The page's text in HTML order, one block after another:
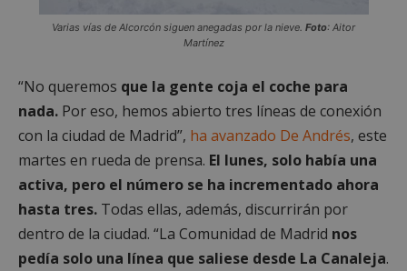
Varias vías de Alcorcón siguen anegadas por la nieve. Foto: Aitor
Martínez
“No queremos que la gente coja el coche para
nada. Por eso, hemos abierto tres líneas de conexión
con la ciudad de Madrid”, ha avanzado De Andrés, este
martes en rueda de prensa. El lunes, solo había una
activa, pero el número se ha incrementado ahora
hasta tres. Todas ellas, además, discurrirán por
dentro de la ciudad. “La Comunidad de Madrid nos
pedía solo una línea que saliese desde La Canaleja.